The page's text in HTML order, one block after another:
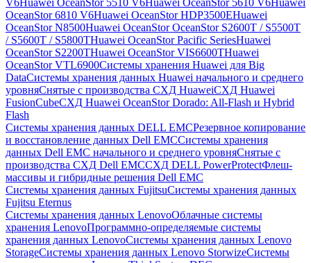
OceanStor 6810 V6Huawei OceanStor HDP3500EHuawei
OceanStor N8500Huawei OceanStor OceanStor S2600T / S5500T
/ S5600T / S5800THuawei OceanStor Pacific SeriesHuawei
OceanStor S2200THuawei OceanStor VIS6600THuawei
OceanStor VTL6900Системы хранения Huawei для Big
DataСистемы хранения данных Huawei начального и среднего
уровняСнятые с производства СХД HuaweiСХД Huawei
FusionCubeСХД Huawei OceanStor Dorado: All-Flash и Hybrid
Flash
Системы хранения данных DELL EMCРезервное копирование
и восстановление данных Dell EMCСистемы хранения
данных Dell EMC начального и среднего уровняСнятые с
производства СХД Dell EMCСХД DELL PowerProtectФлеш-
массивы и гибридные решения Dell EMC
Системы хранения данных FujitsuСистемы хранения данных
Fujitsu Eternus
Системы хранения данных LenovoОблачные системы
хранения LenovoПрограммно-определяемые системы
хранения данных LenovoСистемы хранения данных Lenovo
StorageСистемы хранения данных Lenovo StorwizeСистемы